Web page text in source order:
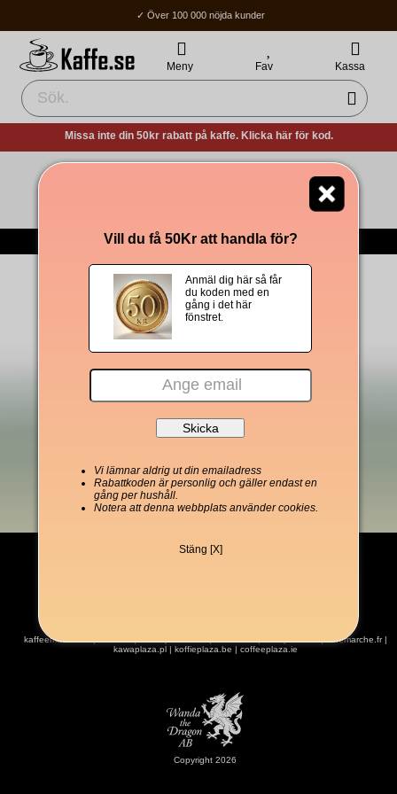
✓ Över 100 000 nöjda kunder
✓ Fri frakt över 400Kr
Meny Fav Kassa
Missa inte din 50kr rabatt på kaffe. Klicka här för kod.
Om Oss |Integritetspolicy |Köpvillkor|Om cookies
kaffeemarket.de|kaffe.se|coffeeplaza.com|kahvitori.fi|kaffeplaza.dk|cafemarche.fr|
kawaplaza.pl| koffieplaza.be | coffeeplaza.ie
Copyright 2026
Vill du få 50Kr att handla för?
Anmäl dig här så får
du koden med en
gång i det här
fönstret.
Vi lämnar aldrig ut din emailadress
Rabattkoden är personlig och gäller endast en
gång per hushåll.
Notera att denna webbplats använder cookies.
Stäng [X]